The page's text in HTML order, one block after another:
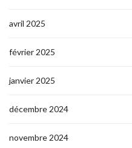
avril 2025
février 2025
janvier 2025
décembre 2024
novembre 2024